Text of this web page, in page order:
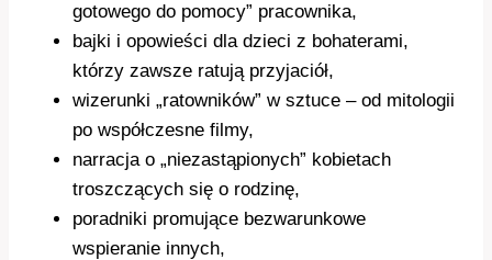
gotowego do pomocy” pracownika,
bajki i opowieści dla dzieci z bohaterami,
którzy zawsze ratują przyjaciół,
wizerunki „ratowników” w sztuce – od mitologii
po współczesne filmy,
narracja o „niezastąpionych” kobietach
troszczących się o rodzinę,
poradniki promujące bezwarunkowe
wspieranie innych,